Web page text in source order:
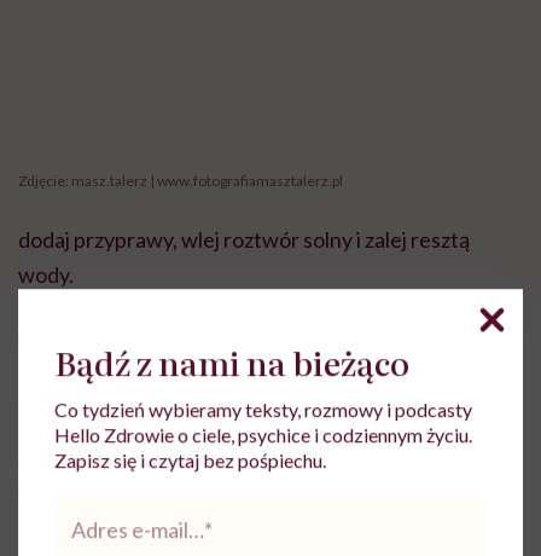
Zdjęcie: masz.talerz | www.fotografiamasztalerz.pl
dodaj przyprawy, wlej roztwór solny i zalej resztą
wody.
Bądź z nami na bieżąco
Co tydzień wybieramy teksty, rozmowy i podcasty
Hello Zdrowie o ciele, psychice i codziennym życiu.
Zapisz się i czytaj bez pośpiechu.
*